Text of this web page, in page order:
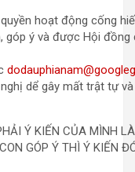
hoạt động cống
góp ý và được Hội đồng
dể gây mất trật tự
Ý KIẾN CỦA MÌNH
GÓP Ý THÌ Ý KIẾN